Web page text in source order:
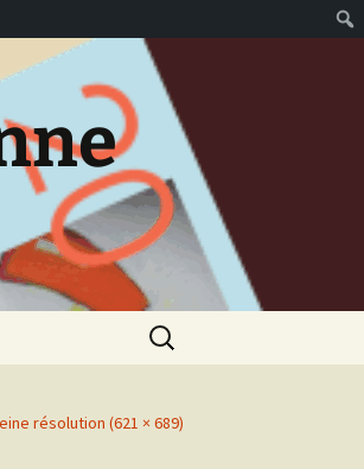
Rechercher :
résolution (621 × 689)